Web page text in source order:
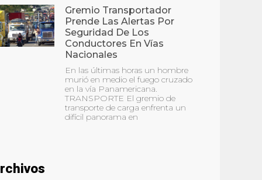
Gremio Transportador
Prende Las Alertas Por
Seguridad De Los
Conductores En Vías
Nacionales
En las últimas horas un hombre
murió en medio el fuego cruzado
en la vía Panamericana.
TRANSPORTE El gremio de
transporte de carga enfrenta un
difícil panorama en